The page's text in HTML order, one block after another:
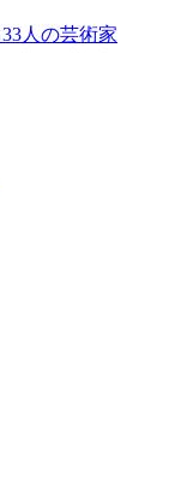
人の芸術家